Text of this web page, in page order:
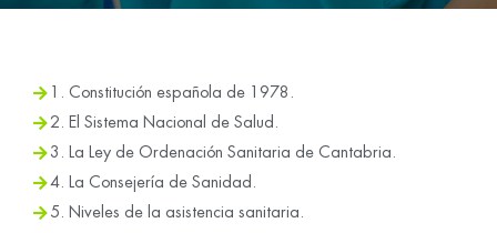
1. Constitución española de 1978.
2. El Sistema Nacional de Salud.
3. La Ley de Ordenación Sanitaria de Cantabria.
4. La Consejería de Sanidad.
5. Niveles de la asistencia sanitaria.